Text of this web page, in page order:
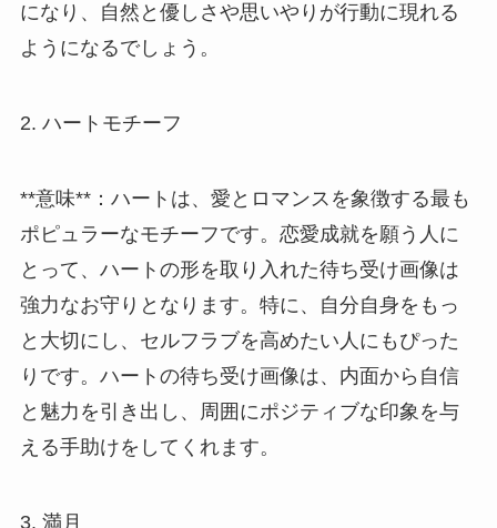
になり、自然と優しさや思いやりが行動に現れる
ようになるでしょう。
2. ハートモチーフ
**意味**：ハートは、愛とロマンスを象徴する最も
ポピュラーなモチーフです。恋愛成就を願う人に
とって、ハートの形を取り入れた待ち受け画像は
強力なお守りとなります。特に、自分自身をもっ
と大切にし、セルフラブを高めたい人にもぴった
りです。ハートの待ち受け画像は、内面から自信
と魅力を引き出し、周囲にポジティブな印象を与
える手助けをしてくれます。
3. 満月